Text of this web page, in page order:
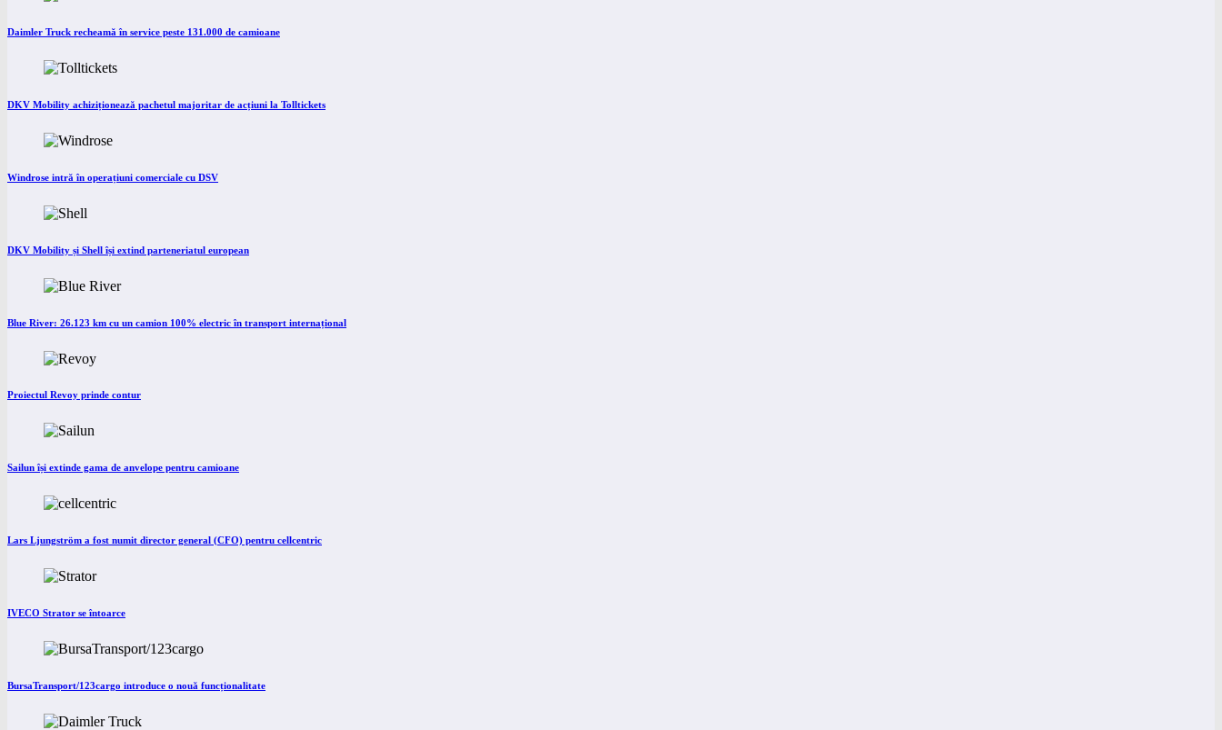
Daimler Truck recheamă în service peste 131.000 de camioane
DKV Mobility achiziționează pachetul majoritar de acțiuni la Tolltickets
Windrose intră în operațiuni comerciale cu DSV
DKV Mobility și Shell își extind parteneriatul european
Blue River: 26.123 km cu un camion 100% electric în transport internațional
Proiectul Revoy prinde contur
Sailun își extinde gama de anvelope pentru camioane
Lars Ljungström a fost numit director general (CFO) pentru cellcentric
IVECO Strator se întoarce
BursaTransport/123cargo introduce o nouă funcționalitate